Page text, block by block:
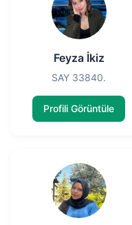
Feyza İkiz
SAY 33840.
Profili Görüntüle